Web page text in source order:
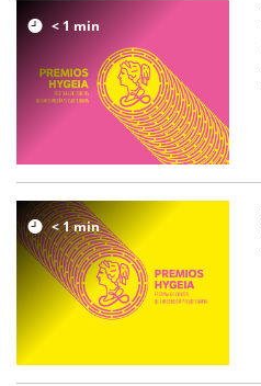
< 1 min
< 1min